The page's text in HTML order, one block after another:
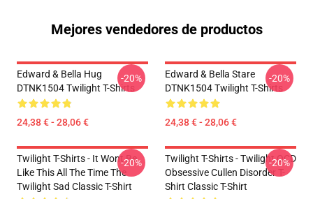
Mejores vendedores de productos
Edward & Bella Hug
DTNK1504 Twilight T-Shirts
24,38 € - 28,06 €
-20%
Edward & Bella Stare
DTNK1504 Twilight T-Shirts
24,38 € - 28,06 €
-20%
Twilight T-Shirts - It Wont Be
Like This All The Time The
Twilight Sad Classic T-Shirt
-20%
Twilight T-Shirts - Twilight OCD
Obsessive Cullen Disorder T-
Shirt Classic T-Shirt
-20%